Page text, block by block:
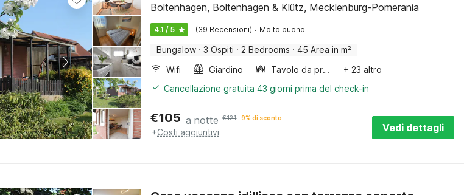
Boltenhagen, Boltenhagen & Klütz, Mecklenburg-Pomerania
4.1 / 5 (39 Recensioni) · Molto buono
Bungalow · 3 Ospiti · 2 Bedrooms · 45 Area in m²
Wifi
Giardino Tavolo da pranzo
+ 23 altro
Cancellazione gratuita 43 giorni prima del check-in
€105 a notte €121 9% di sconto
+Costi aggiuntivi Vedi dettagli